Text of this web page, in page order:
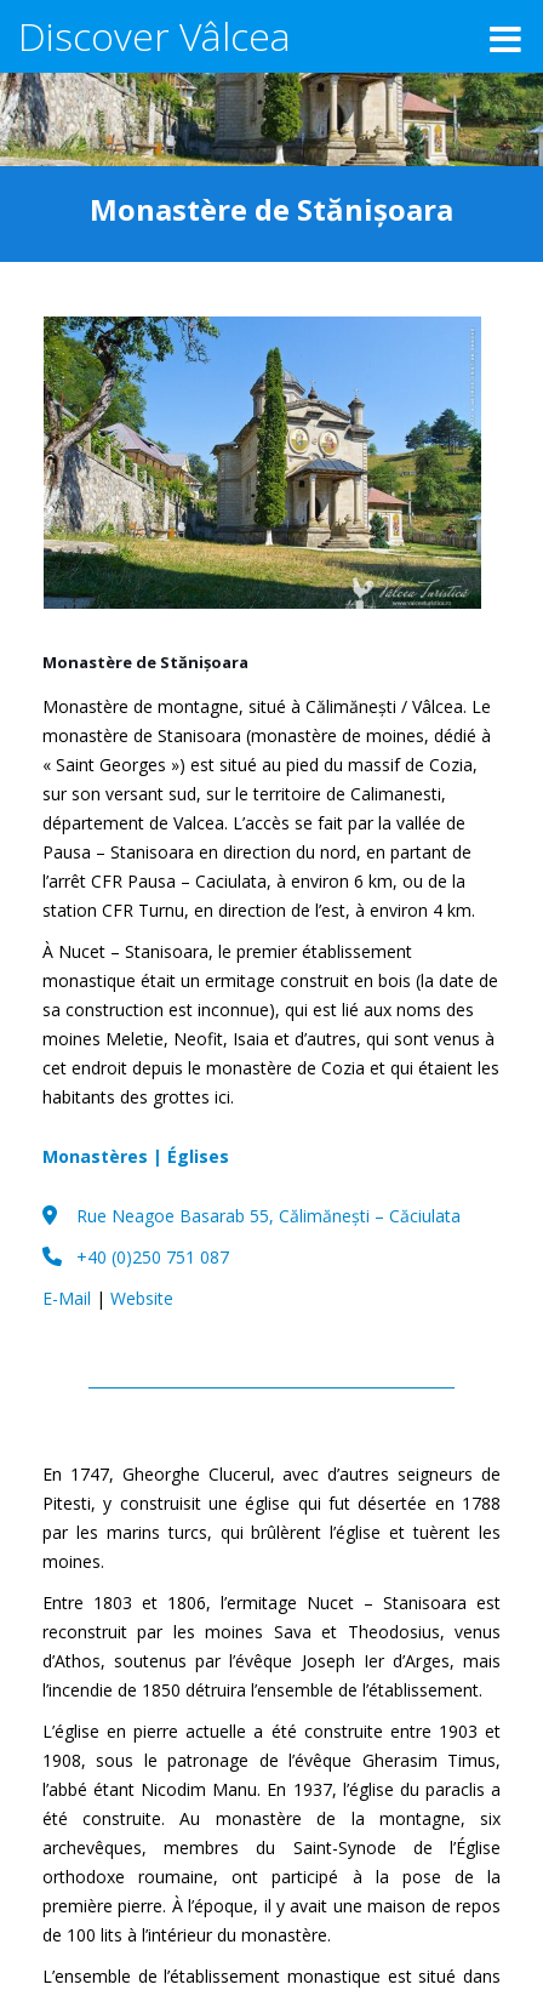
Discover Vâlcea
Monastère de Stănișoara
Monastère de Stănișoara
Monastère de montagne, situé à Călimănești / Vâlcea. Le
monastère de Stanisoara (monastère de moines, dédié à
« Saint Georges ») est situé au pied du massif de Cozia,
sur son versant sud, sur le territoire de Calimanesti,
département de Valcea. L’accès se fait par la vallée de
Pausa – Stanisoara en direction du nord, en partant de
l’arrêt CFR Pausa – Caciulata, à environ 6 km, ou de la
station CFR Turnu, en direction de l’est, à environ 4 km.
À Nucet – Stanisoara, le premier établissement
monastique était un ermitage construit en bois (la date de
sa construction est inconnue), qui est lié aux noms des
moines Meletie, Neofit, Isaia et d’autres, qui sont venus à
cet endroit depuis le monastère de Cozia et qui étaient les
habitants des grottes ici.
Monastères | Églises
Rue Neagoe Basarab 55, Călimănești – Căciulata
+40 (0)250 751 087
E-Mail | Website
En 1747, Gheorghe Clucerul, avec d’autres seigneurs de
Pitesti, y construisit une église qui fut désertée en 1788
par les marins turcs, qui brûlèrent l’église et tuèrent les
moines.
Entre 1803 et 1806, l’ermitage Nucet – Stanisoara est
reconstruit par les moines Sava et Theodosius, venus
d’Athos, soutenus par l’évêque Joseph Ier d’Arges, mais
l’incendie de 1850 détruira l’ensemble de l’établissement.
L’église en pierre actuelle a été construite entre 1903 et
1908, sous le patronage de l’évêque Gherasim Timus,
l’abbé étant Nicodim Manu. En 1937, l’église du paraclis a
été construite. Au monastère de la montagne, six
archevêques, membres du Saint-Synode de l’Église
orthodoxe roumaine, ont participé à la pose de la
première pierre. À l’époque, il y avait une maison de repos
de 100 lits à l’intérieur du monastère.
L’ensemble de l’établissement monastique est situé dans